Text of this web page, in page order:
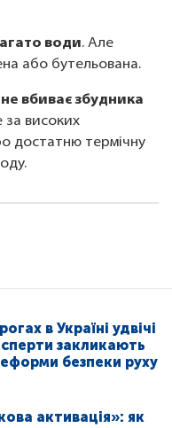
води. Але
або бутельована.
вбиває збудника
за високих
достатню термічну
в Україні удвічі
закликають
безпеки руху
активація»: як